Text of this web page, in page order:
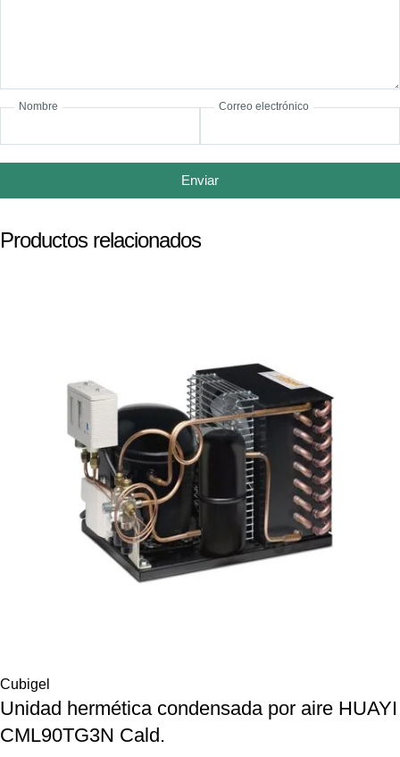
Nombre Correo electrónico
Enviar
Productos relacionados
Cubigel
Unidad hermética condensada por aire HUAYI
CML90TG3N Cald.